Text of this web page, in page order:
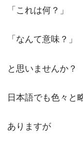
「これは何？」
「なんて意味？」
と思いませんか？
日本語でも色々と
ありますが